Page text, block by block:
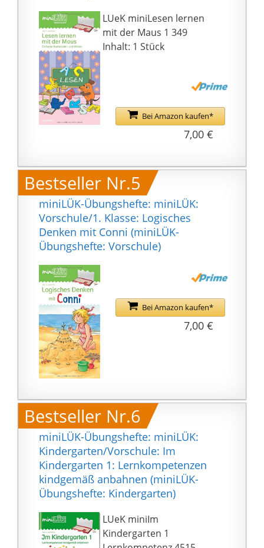
LUeK miniLesen lernen
mit der Maus 1 349
Inhalt: 1 Stück
Bei Amazon kaufen*
7,00 €
Bestseller Nr.5
miniLÜK-Übungshefte: miniLÜK:
Vorschule/1. Klasse: Logisches
Denken mit Conni (miniLÜK-
Übungshefte: Vorschule)
Bei Amazon kaufen*
7,00 €
Bestseller Nr.6
miniLÜK-Übungshefte: miniLÜK:
Kindergarten/Vorschule: Im
Kindergarten 1: Lernkompetenzen
kindgemäß anbahnen (miniLÜK-
Übungshefte: Kindergarten)
LUeK miniIm
Kindergarten 1